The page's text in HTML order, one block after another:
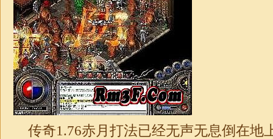
传奇1.76赤月打法已经无声无息倒在地